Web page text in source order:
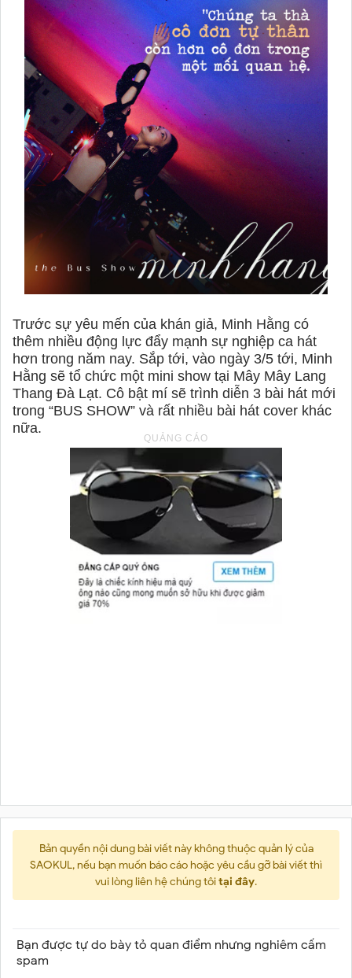
Trước sự yêu mến của khán giả, Minh Hằng có
thêm nhiều động lực đẩy mạnh sự nghiệp ca hát
hơn trong năm nay. Sắp tới, vào ngày 3/5 tới, Minh
Hằng sẽ tổ chức một mini show tại Mây Mây Lang
Thang Đà Lạt. Cô bật mí sẽ trình diễn 3 bài hát mới
trong “BUS SHOW” và rất nhiều bài hát cover khác
nữa.
Bản quyền nội dung bài viết này không thuộc quản lý của
SAOKUL, nếu bạn muốn báo cáo hoặc yêu cầu gỡ bài viết thì
vui lòng liên hệ chúng tôitại đây.
Bạn được tự do bày tỏ quan điểm nhưng nghiêm cấm
spam